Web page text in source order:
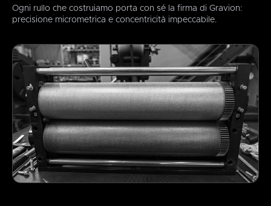
Ogni rullo che costruiamo porta con sé la firma di Gravion:
precisione micrometrica e concentricità impeccabile.